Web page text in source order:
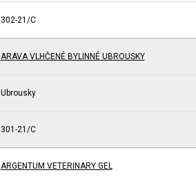
302-21/C
ARAVA VLHČENÉ BYLINNÉ UBROUSKY
Ubrousky
301-21/C
ARGENTUM VETERINARY GEL